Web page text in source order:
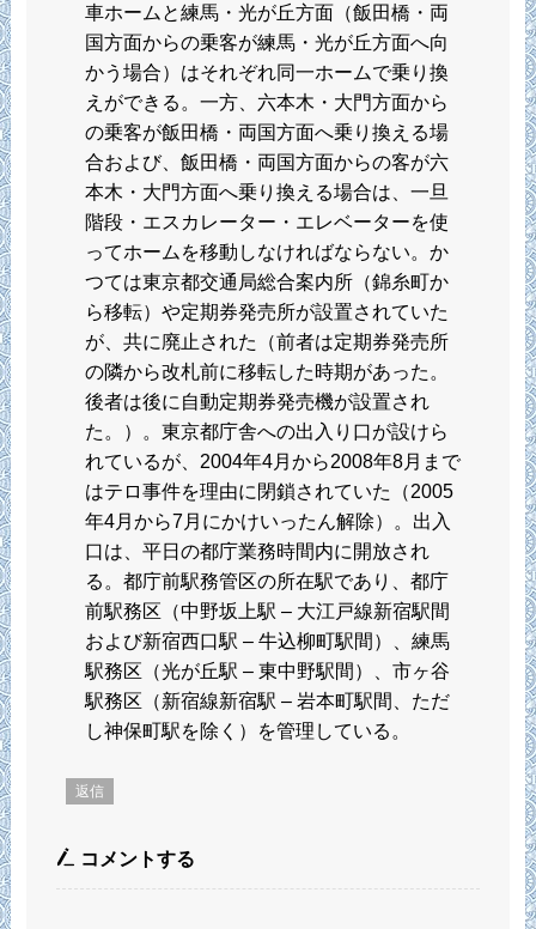
車ホームと練馬・光が丘方面（飯田橋・両
国方面からの乗客が練馬・光が丘方面へ向
かう場合）はそれぞれ同一ホームで乗り換
えができる。一方、六本木・大門方面から
の乗客が飯田橋・両国方面へ乗り換える場
合および、飯田橋・両国方面からの客が六
本木・大門方面へ乗り換える場合は、一旦
階段・エスカレーター・エレベーターを使
ってホームを移動しなければならない。か
つては東京都交通局総合案内所（錦糸町か
ら移転）や定期券発売所が設置されていた
が、共に廃止された（前者は定期券発売所
の隣から改札前に移転した時期があった。
後者は後に自動定期券発売機が設置され
た。）。東京都庁舎への出入り口が設けら
れているが、2004年4月から2008年8月まで
はテロ事件を理由に閉鎖されていた（2005
年4月から7月にかけいったん解除）。出入
口は、平日の都庁業務時間内に開放され
る。都庁前駅務管区の所在駅であり、都庁
前駅務区（中野坂上駅 – 大江戸線新宿駅間
および新宿西口駅 – 牛込柳町駅間）、練馬
駅務区（光が丘駅 – 東中野駅間）、市ヶ谷
駅務区（新宿線新宿駅 – 岩本町駅間、ただ
し神保町駅を除く）を管理している。
返信
コメントする